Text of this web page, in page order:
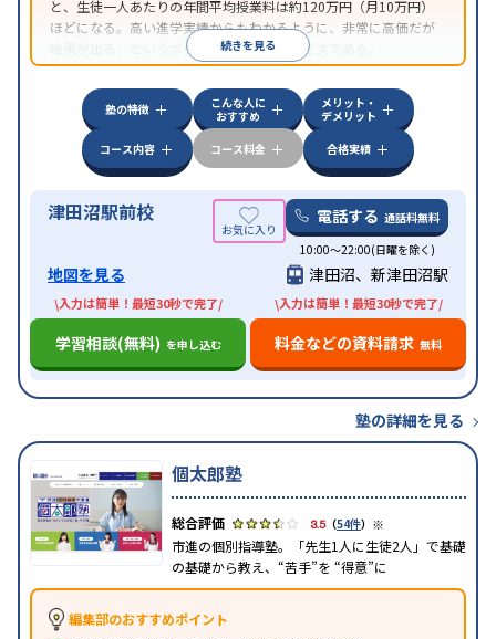
と、生徒一人あたりの年間平均授業料は約120万円（月10万円）
ほどになる。高い進学実績からもわかるように、非常に高価だが
結果が出る、というポジショニングのサービスである。
続きを見る
塾の特徴
こんな人に
おすすめ
メリット・
デメリット
コース内容
コース料金 合格実績
津田沼駅前校 電話する 通話料無料
10:00～22:00(日曜を除く)
地図を見る 津田沼、新津田沼駅
\入力は簡単！最短30秒で完了/
学習相談(無料) を申し込む
\入力は簡単！最短30秒で完了/
料金などの資料請求 無料
塾の詳細を見る
個太郎塾
3.5（54件） ※
市進の個別指導塾。「先生1人に生徒2人」で基礎
の基礎から教え、“苦手”を “得意”に
編集部のおすすめポイント